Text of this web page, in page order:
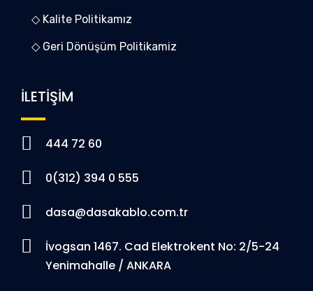
◇ Kalite Politikamız
◇ Geri Dönüşüm Politikamiz
İLETİŞİM
444 72 60
0(312) 394 0 555
dasa@dasakablo.com.tr
İvogsan 1467. Cad Elektrokent No: 2/5-24
Yenimahalle / ANKARA